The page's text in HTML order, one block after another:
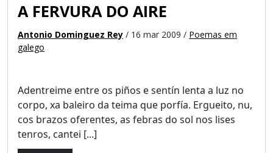
A FERVURA DO AIRE
Antonio Dominguez Rey / 16 mar 2009 / Poemas em
galego
Adentreime entre os piños e sentín lenta a luz no
corpo, xa baleiro da teima que porfía. Ergueito, nu,
cos brazos oferentes, as febras do sol nos lises
tenros, cantei [...]